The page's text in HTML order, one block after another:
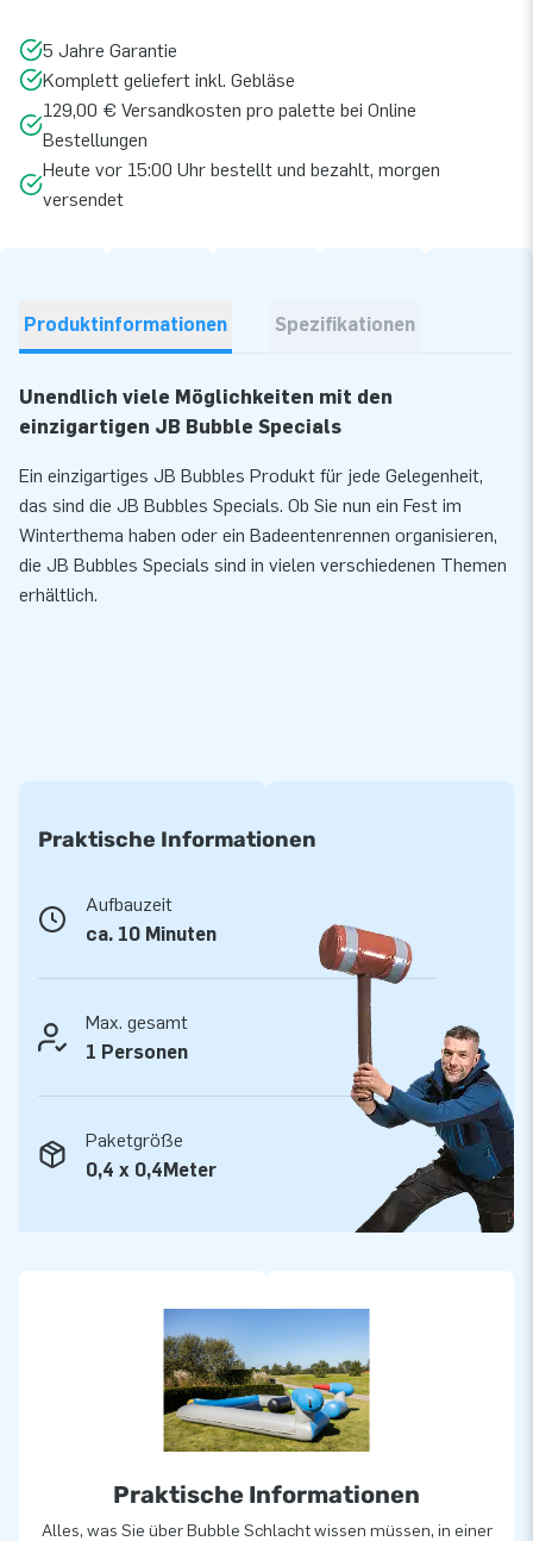
5 Jahre Garantie
Komplett geliefert inkl. Gebläse
129,00 € Versandkosten pro palette bei Online
Bestellungen
Heute vor 15:00 Uhr bestellt und bezahlt, morgen
versendet
Produktinformationen Spezifikationen
Unendlich viele Möglichkeiten mit den
einzigartigen JB Bubble Specials
Ein einzigartiges JB Bubbles Produkt für jede Gelegenheit,
das sind die JB Bubbles Specials. Ob Sie nun ein Fest im
Winterthema haben oder ein Badeentenrennen organisieren,
die JB Bubbles Specials sind in vielen verschiedenen Themen
erhältlich.
Praktische Informationen
Aufbauzeit
ca. 10 Minuten
Max. gesamt
1 Personen
Paketgröße
0,4 x 0,4Meter
Praktische Informationen
Alles, was Sie über Bubble Schlacht wissen müssen, in einer